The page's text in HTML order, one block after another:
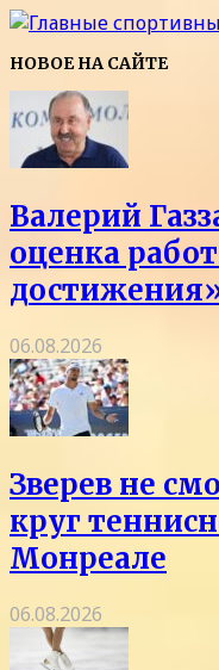
НОВОЕ НА САЙТЕ
Валерий
оценка
06.08.2026
Зверев не
круг
Монреале
06.08.2026